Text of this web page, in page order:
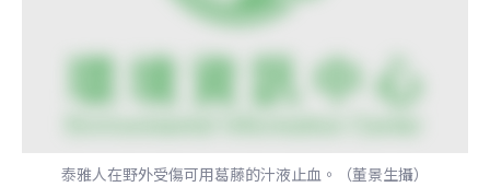
泰雅人在野外受傷可用葛藤的汁液止血。（董景生攝）